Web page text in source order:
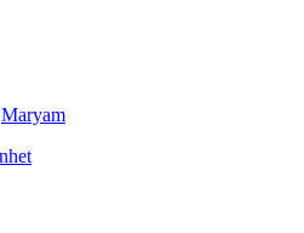
Maryam